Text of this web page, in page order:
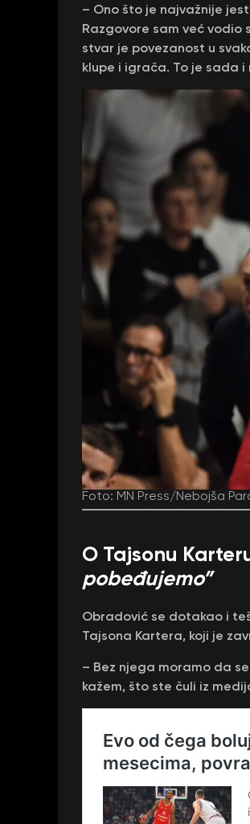
– Ono što je najvažnije
Razgovore sam već vodio
stvar je povezanost u
klupe i igrača. To je sada
Foto: MN Press/Nebojša
O Tajsonu
pobeđujemo”
Obradović se dotakao i
Tajsona Kartera, koji je
– Bez njega moramo da
kažem, što ste čuli iz